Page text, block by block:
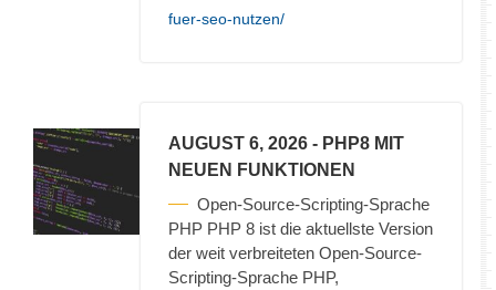
fuer-seo-nutzen/
AUGUST 6, 2026 - PHP8 MIT
NEUEN FUNKTIONEN
Open-Source-Scripting-Sprache
PHP PHP 8 ist die aktuellste Version
der weit verbreiteten Open-Source-
Scripting-Sprache PHP,